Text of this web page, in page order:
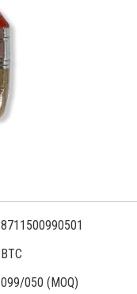
8711500990501
BTC
099/050 (MOQ)